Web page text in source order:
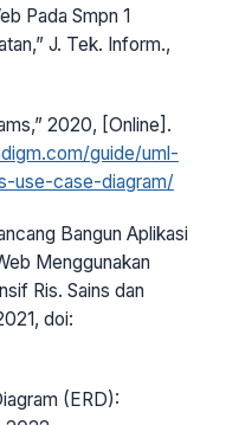
Pada Smpn 1
J. Tek. Inform.,
2020, [Online].
guide/uml-
use-case-diagram/
Bangun Aplikasi
Menggunakan
Ris. Sains dan
doi:
(ERD):